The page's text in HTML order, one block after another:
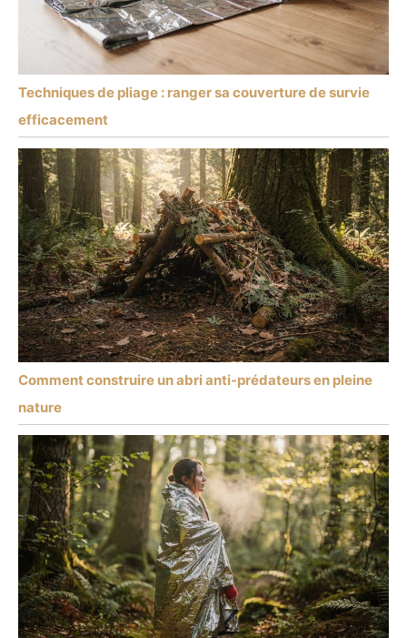
Techniques de pliage : ranger sa couverture de survie
efficacement
Comment construire un abri anti-prédateurs en pleine
nature